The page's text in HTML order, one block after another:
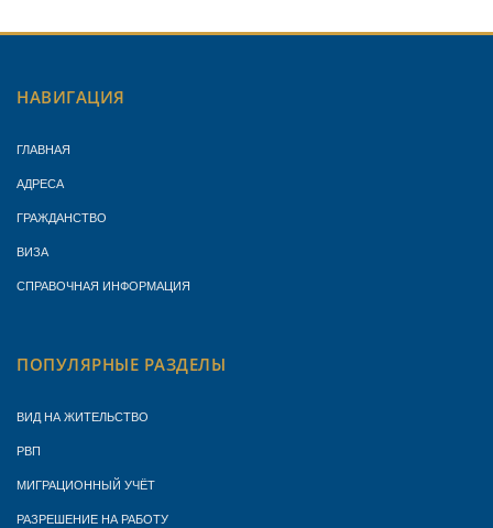
НАВИГАЦИЯ
ГЛАВНАЯ
АДРЕСА
ГРАЖДАНСТВО
ВИЗА
СПРАВОЧНАЯ ИНФОРМАЦИЯ
ПОПУЛЯРНЫЕ РАЗДЕЛЫ
ВИД НА ЖИТЕЛЬСТВО
РВП
МИГРАЦИОННЫЙ УЧЁТ
РАЗРЕШЕНИЕ НА РАБОТУ